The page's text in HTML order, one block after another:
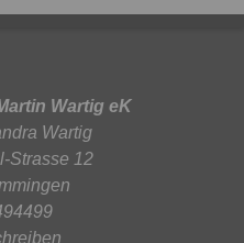
Wartig eK
Wartig
Strasse 12